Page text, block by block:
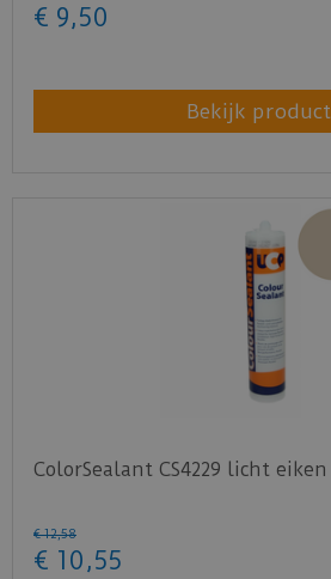
€ 9,50
Bekijk product
ColorSealant CS4229 licht eiken
€ 12,58
€ 10 ,55